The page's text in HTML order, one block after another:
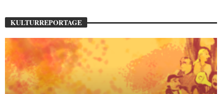
KULTURREPORTAGE